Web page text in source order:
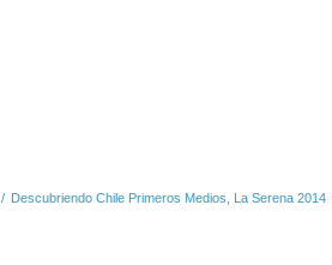
/ Descubriendo Chile Primeros Medios, La Serena 2014